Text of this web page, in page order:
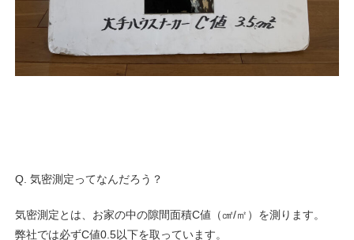
Q. 気密測定ってなんだろう？
気密測定とは、お家の中の隙間面積C値（㎠/㎡）を測ります。
弊社では必ずC値0.5以下を取っています。